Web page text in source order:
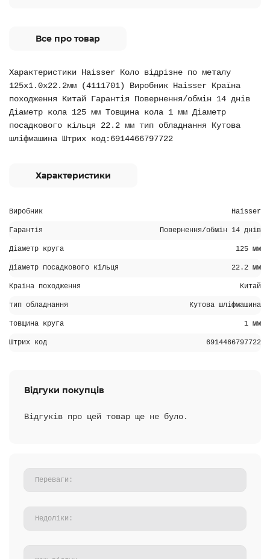
Все про товар
Характеристики Haisser Коло відрізне по металу
125х1.0х22.2мм (4111701) Виробник Haisser Країна
походження Китай Гарантія Повернення/обмін 14 днів
Діаметр кола 125 мм Товщина кола 1 мм Діаметр
посадкового кільця 22.2 мм тип обладнання Кутова
шліфмашина Штрих код:6914466797722
Характеристики
Виробник Haisser
Гарантія Повернення/обмін 14 днів
Діаметр круга 125 мм
Діаметр посадкового кільця 22.2 мм
Країна походження Китай
тип обладнання Кутова шліфмашина
Товщина круга 1 мм
Штрих код 6914466797722
Відгуки покупців
Відгуків про цей товар ще не було.